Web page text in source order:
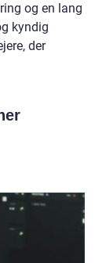
og en lang
kyndig
der